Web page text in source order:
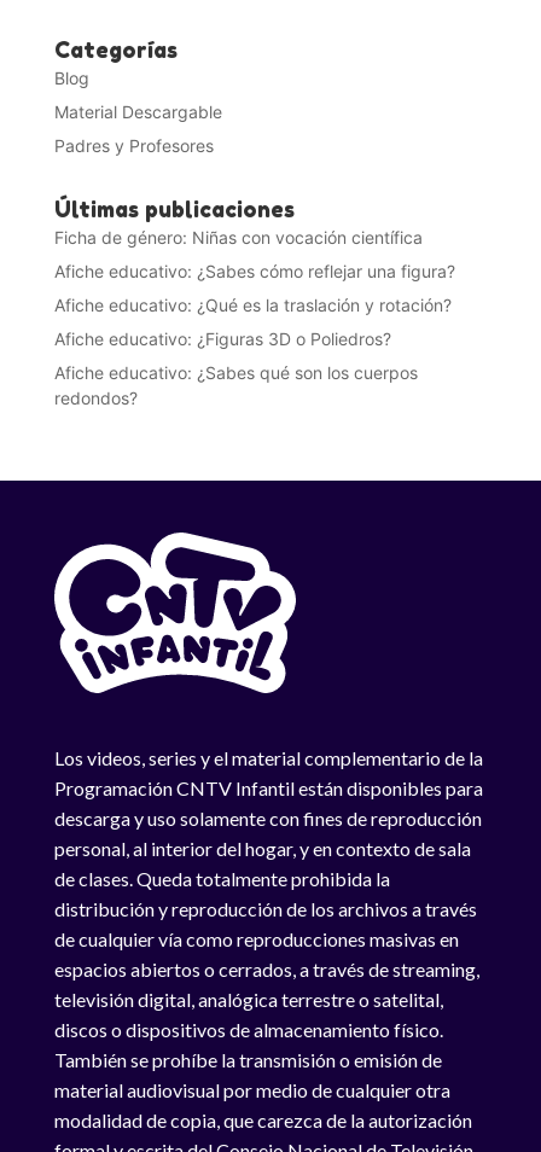
Categorías
Blog
Material Descargable
Padres y Profesores
Últimas publicaciones
Ficha de género: Niñas con vocación científica
Afiche educativo: ¿Sabes cómo reflejar una figura?
Afiche educativo: ¿Qué es la traslación y rotación?
Afiche educativo: ¿Figuras 3D o Poliedros?
Afiche educativo: ¿Sabes qué son los cuerpos
redondos?
Los videos, series y el material complementario de la
Programación CNTV Infantil están disponibles para
descarga y uso solamente con fines de reproducción
personal, al interior del hogar, y en contexto de sala
de clases. Queda totalmente prohibida la
distribución y reproducción de los archivos a través
de cualquier vía como reproducciones masivas en
espacios abiertos o cerrados, a través de streaming,
televisión digital, analógica terrestre o satelital,
discos o dispositivos de almacenamiento físico.
También se prohíbe la transmisión o emisión de
material audiovisual por medio de cualquier otra
modalidad de copia, que carezca de la autorización